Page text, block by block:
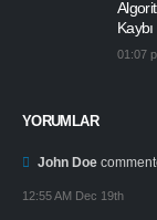
Kaybı
01:07
YORUMLAR
John Doe
12:55 AM Dec 19th